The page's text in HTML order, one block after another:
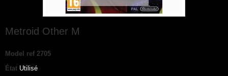
Metroid Other M
Model ref 2705
État Utilisé